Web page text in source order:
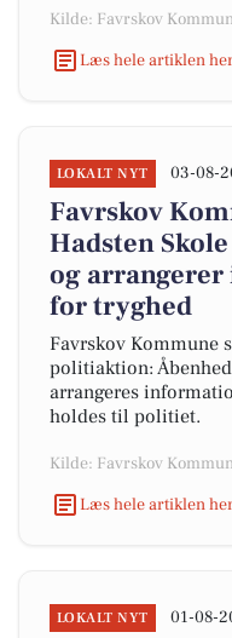
Kilde: Favrskov
Læs hele artiklen
LOKALT NYT 03-08-
Favrskov
Hadsten
og
for tryghed
Favrskov Kommune
politiaktion:
arrangeres
holdes til politiet.
Kilde: Favrskov
Læs hele artiklen
LOKALT NYT 01-08-